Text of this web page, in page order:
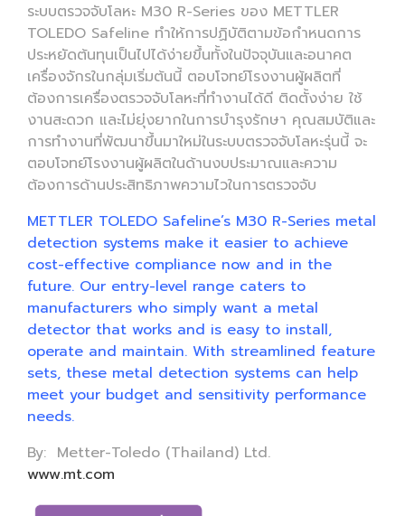
ระบบตรวจจับโลหะ M30 R-Series ของ METTLER
TOLEDO Safeline ทำให้การปฏิบัติตามข้อกำหนดการ
ประหยัดต้นทุนเป็นไปได้ง่ายขึ้นทั้งในปัจจุบันและอนาคต
เครื่องจักรในกลุ่มเริ่มต้นนี้ ตอบโจทย์โรงงานผู้ผลิตที่
ต้องการเครื่องตรวจจับโลหะที่ทำงานได้ดี ติดตั้งง่าย ใช้
งานสะดวก และไม่ยุ่งยากในการบำรุงรักษา คุณสมบัติและ
การทำงานที่พัฒนาขึ้นมาใหม่ในระบบตรวจจับโลหะรุ่นนี้ จะ
ตอบโจทย์โรงงานผู้ผลิตในด้านงบประมาณและความ
ต้องการด้านประสิทธิภาพความไวในการตรวจจับ
METTLER TOLEDO Safeline’s M30 R-Series metal
detection systems make it easier to achieve
cost-effective compliance now and in the
future. Our entry-level range caters to
manufacturers who simply want a metal
detector that works and is easy to install,
operate and maintain. With streamlined feature
sets, these metal detection systems can help
meet your budget and sensitivity performance
needs.
By: Metter-Toledo (Thailand) Ltd.
www.mt.com